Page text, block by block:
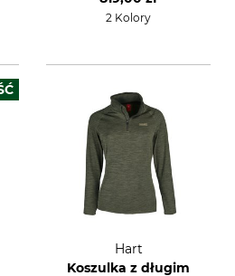
2 Kolory
Hart
Koszulka z długim